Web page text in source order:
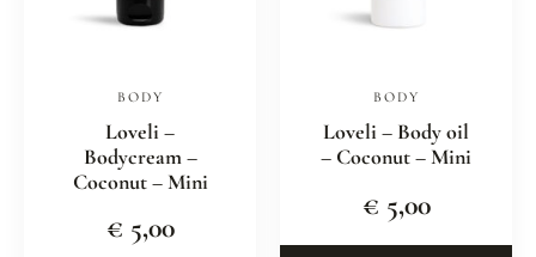
BODY
Loveli –
Bodycream –
Coconut – Mini
€ 5,00
BODY
Loveli – Body oil
– Coconut – Mini
€ 5,00